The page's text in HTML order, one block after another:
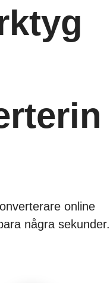
online
några sekunder.